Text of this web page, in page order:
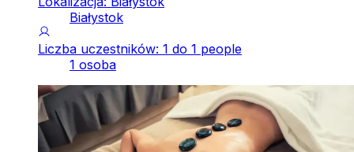
Białystok
Liczba uczestników: 1 do 1 people
1 osoba